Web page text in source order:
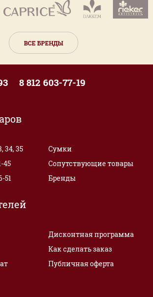
ВСЕ БРЕНДЫ
34, 35
45
51
Сумки
Сопутствующие товары
Бренды
Дисконтная программа
Как сделать заказ
Публичная оферта
8 812 603-77-19